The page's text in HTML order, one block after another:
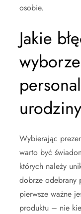
osobie.
Jakie
urodziny
Wybierając
warto być
których należy
dobrze odebrany
pierwsze ważne
produktu – nie